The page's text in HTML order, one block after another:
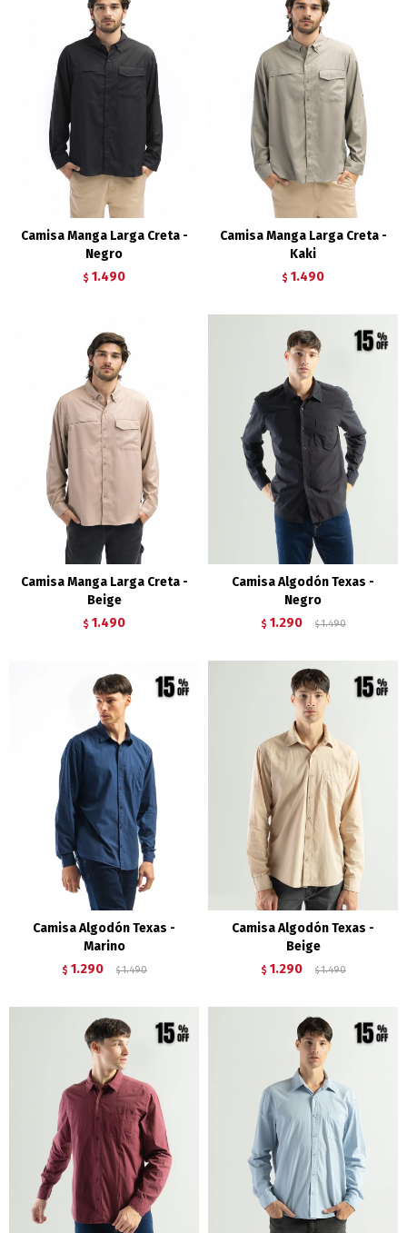
Camisa Manga Larga Creta -
Negro
$ 1.490
Camisa Manga Larga Creta -
Kaki
$ 1.490
Camisa Manga Larga Creta -
Beige
$ 1.490
Camisa Algodón Texas -
Negro
$ 1.290 $ 1.490
Camisa Algodón Texas -
Marino
$ 1.290 $ 1.490
Camisa Algodón Texas -
Beige
$ 1.290 $ 1.490